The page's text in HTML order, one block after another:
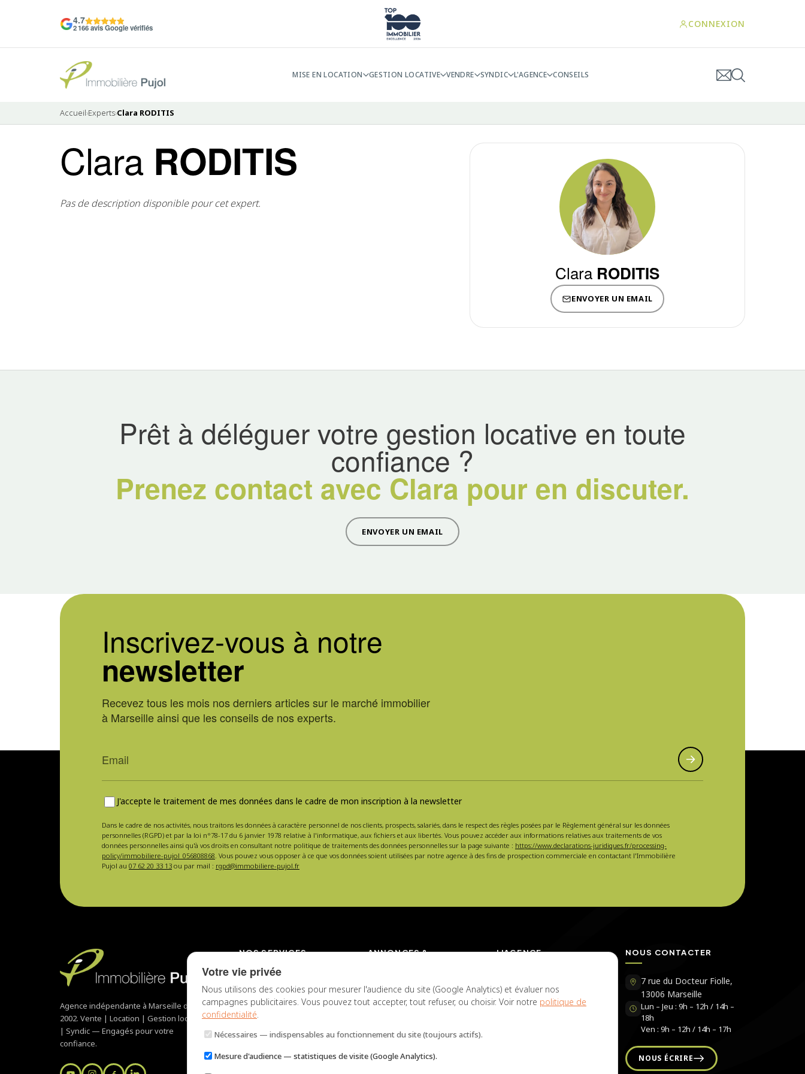
4.7
2 166 avis Google vérifiés CONNEXION
MISE EN LOCATION GESTION LOCATIVE VENDRE SYNDIC L'AGENCE CONSEILS
Accueil›Experts›Clara RODITIS
Clara RODITIS
Pas de description disponible pour cet expert.
Clara RODITIS
ENVOYER UN EMAIL
Prêt à déléguer votre gestion locative en toute
confiance ?
Prenez contact avec Clara pour en discuter.
ENVOYER UN EMAIL
Inscrivez-vous à notre
newsletter
Recevez tous les mois nos derniers articles sur le marché immobilier
à Marseille ainsi que les conseils de nos experts.
J'accepte le traitement de mes données dans le cadre de mon inscription à la newsletter
Dans le cadre de nos activités, nous traitons les données à caractère personnel de nos clients, prospects, salariés, dans le respect des règles posées par le Règlement général sur les données
personnelles (RGPD) et par la loi n°78-17 du 6 janvier 1978 relative à l'informatique, aux fichiers et aux libertés. Vous pouvez accéder aux informations relatives aux traitements de vos
données personnelles ainsi qu'à vos droits en consultant notre politique de traitements des données personnelles sur la page suivante : https://www.declarations-juridiques.fr/processing-
policy/immobiliere-pujol_056808868. Vous pouvez vous opposer à ce que vos données soient utilisées par notre agence à des fins de prospection commerciale en contactant l'Immobilière
Pujol au 07 62 20 33 13 ou par mail : rgpd@immobiliere-pujol.fr
Agence indépendante à Marseille depuis
2002. Vente | Location | Gestion locative
| Syndic — Engagés pour votre
confiance.
NOS SERVICES
Mise en location
Gestion locative
Vendre votre bien
Syndic de copropriété
Acheter à Marseille
ANNONCES &
Toutes nos annonces
Annonces en vente
vente
Estimation de loyer
L'AGENCE
Pujol
La team Pujol
NOUS CONTACTER
7 rue du Docteur Fiolle,
13006 Marseille
Lun – Jeu : 9h – 12h / 14h –
18h
Ven : 9h – 12h / 14h – 17h
NOUS ÉCRIRE
Votre vie privée
Nous utilisons des cookies pour mesurer l'audience du site (Google Analytics) et évaluer nos
campagnes publicitaires. Vous pouvez tout accepter, tout refuser, ou choisir. Voir notre politique de
confidentialité.
Nécessaires — indispensables au fonctionnement du site (toujours actifs).
Mesure d'audience — statistiques de visite (Google Analytics).